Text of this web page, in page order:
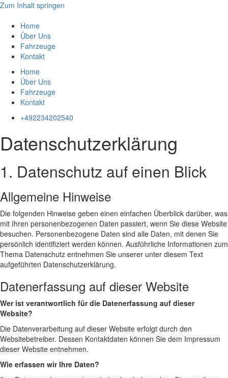
Zum Inhalt springen
Home
Über Uns
Fahrzeuge
Kontakt
Home
Über Uns
Fahrzeuge
Kontakt
+492234202540
Datenschutzerklärung
1. Datenschutz auf einen Blick
Allgemeine Hinweise
Die folgenden Hinweise geben einen einfachen Überblick darüber, was
mit Ihren personenbezogenen Daten passiert, wenn Sie diese Website
besuchen. Personenbezogene Daten sind alle Daten, mit denen Sie
persönlich identifiziert werden können. Ausführliche Informationen zum
Thema Datenschutz entnehmen Sie unserer unter diesem Text
aufgeführten Datenschutzerklärung.
Datenerfassung auf dieser Website
Wer ist verantwortlich für die Datenerfassung auf dieser
Website?
Die Datenverarbeitung auf dieser Website erfolgt durch den
Websitebetreiber. Dessen Kontaktdaten können Sie dem Impressum
dieser Website entnehmen.
Wie erfassen wir Ihre Daten?